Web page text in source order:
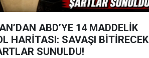
ABD’YE 14 MADDELİK
HARİTASI: SAVAŞI BİTİRECEK
SUNULDU!